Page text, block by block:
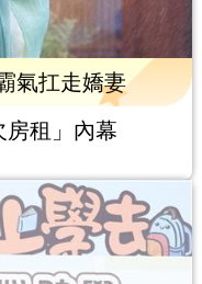
氣扛走嬌妻
租」內幕